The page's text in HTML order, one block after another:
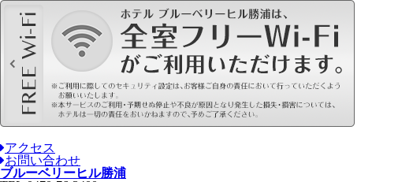
アクセス
お問い合わせ
ブルーベリーヒル勝浦